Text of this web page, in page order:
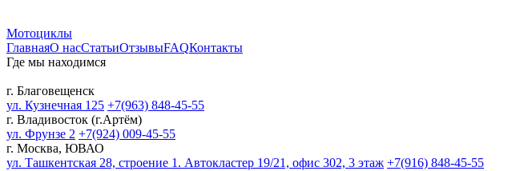
Мотоциклы
ГлавнаяО насСтатьиОтзывыFAQКонтакты
Где мы находимся
г. Благовещенск
ул. Кузнечная 125 +7(963) 848-45-55
г. Владивосток (г.Артём)
ул. Фрунзе 2 +7(924) 009-45-55
г. Москва, ЮВАО
ул. Ташкентская 28, строение 1. Автокластер 19/21, офис 302, 3 этаж +7(916) 848-45-55